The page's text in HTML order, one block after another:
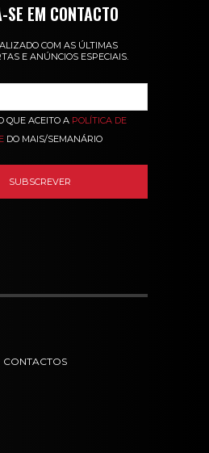
SE EM CONTACTO
COM AS ÚLTIMAS
E ANÚNCIOS ESPECIAIS.
QUE ACEITO A POLÍTICA DE
DO MAIS/SEMANÁRIO
CONTACTOS